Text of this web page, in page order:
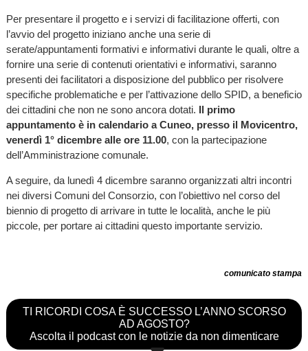
Per presentare il progetto e i servizi di facilitazione offerti, con
l’avvio del progetto iniziano anche una serie di
serate/appuntamenti formativi e informativi durante le quali, oltre a
fornire una serie di contenuti orientativi e informativi, saranno
presenti dei facilitatori a disposizione del pubblico per risolvere
specifiche problematiche e per l’attivazione dello SPID, a beneficio
dei cittadini che non ne sono ancora dotati. Il primo
appuntamento è in calendario a Cuneo, presso il Movicentro,
venerdì 1° dicembre alle ore 11.00, con la partecipazione
dell’Amministrazione comunale.
A seguire, da lunedì 4 dicembre saranno organizzati altri incontri
nei diversi Comuni del Consorzio, con l’obiettivo nel corso del
biennio di progetto di arrivare in tutte le località, anche le più
piccole, per portare ai cittadini questo importante servizio.
comunicato stampa
TI RICORDI COSA È SUCCESSO L’ANNO SCORSO
AD AGOSTO?
Ascolta il podcast con le notizie da non dimenticare